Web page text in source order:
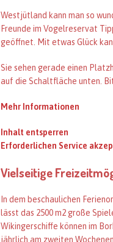
Westjütland kann man so
Freunde im Vogelreservat
geöffnet. Mit etwas Glück
Sie sehen gerade einen
auf die Schaltfläche unten.
Mehr Informationen
Inhalt entsperren
Erforderlichen Service
Vielseitige
In dem beschaulichen
lässt das 2500 m2 große
Wikingerschiffe können im
jährlich am zweiten